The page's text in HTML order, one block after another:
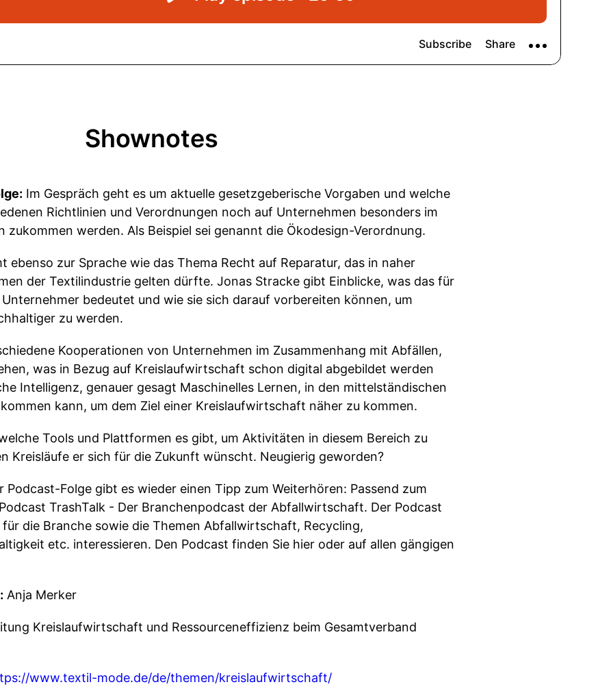
Shownotes
Im Gespräch geht es um aktuelle gesetzgeberische Vorgaben und welche
Richtlinien und Verordnungen noch auf Unternehmen besonders im
zukommen werden. Als Beispiel sei genannt die Ökodesign-Verordnung.
ebenso zur Sprache wie das Thema Recht auf Reparatur, das in naher
der Textilindustrie gelten dürfte. Jonas Stracke gibt Einblicke, was das für
bedeutet und wie sie sich darauf vorbereiten können, um
zu werden.
Kooperationen von Unternehmen im Zusammenhang mit Abfällen,
was in Bezug auf Kreislaufwirtschaft schon digital abgebildet werden
Intelligenz, genauer gesagt Maschinelles Lernen, in den mittelständischen
kann, um dem Ziel einer Kreislaufwirtschaft näher zu kommen.
Tools und Plattformen es gibt, um Aktivitäten in diesem Bereich zu
Kreisläufe er sich für die Zukunft wünscht. Neugierig geworden?
Podcast-Folge gibt es wieder einen Tipp zum Weiterhören: Passend zum
TrashTalk - Der Branchenpodcast der Abfallwirtschaft. Der Podcast
die Branche sowie die Themen Abfallwirtschaft, Recycling,
etc. interessieren. Den Podcast finden Sie hier oder auf allen gängigen
Anja Merker
Kreislaufwirtschaft und Ressourceneffizienz beim Gesamtverband
www.textil-mode.de/de/themen/kreislaufwirtschaft/